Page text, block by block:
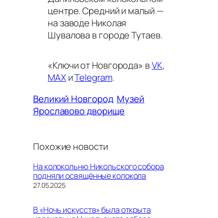
центре. Средний и малый —
на заводе Николая
Шувалова в городе Тутаев.
«Ключи от Новгорода» вVK,
MAXиTelegram.
Великий Новгород Музей
Ярославово дворище
Похожие новости
На колокольню Никольского собора
подняли освящённые колокола
Дата
27.05.2025
В «Ночь искусств» была открыта